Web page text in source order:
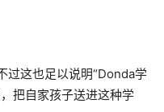
过这也足以说明“Donda学
把自家孩子送进这种学